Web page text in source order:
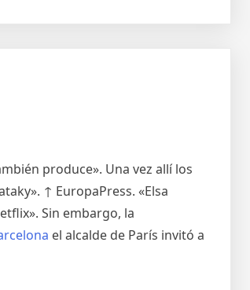
produce». Una vez allí los
↑ EuropaPress. «Elsa
Sin embargo, la
el alcalde de París invitó a